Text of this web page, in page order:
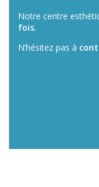
Notre centre
fois.
N’hésitez pas à